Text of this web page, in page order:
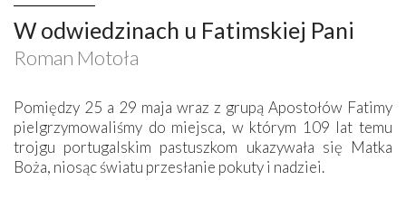
W odwiedzinach u Fatimskiej Pani
Roman Motoła
Pomiędzy 25 a 29 maja wraz z grupą Apostołów Fatimy
pielgrzymowaliśmy do miejsca, w którym 109 lat temu
trojgu portugalskim pastuszkom ukazywała się Matka
Boża, niosąc światu przesłanie pokuty i nadziei.